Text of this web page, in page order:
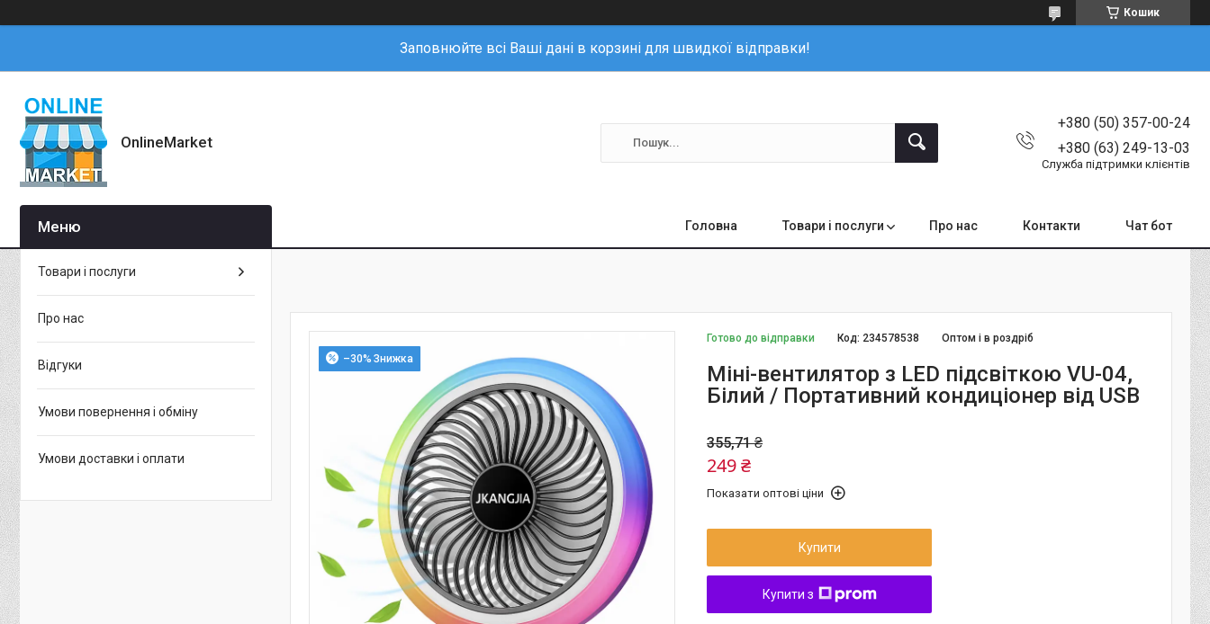
Кошик
Заповнюйте всі Ваші дані в корзині для швидкої відправки!
OnlineMarket
+380 (50) 357-00-24
+380 (63) 249-13-03
Служба підтримки клієнтів
Головна Товари і послуги Про нас Контакти Чат бот
–30%
Готово до відправки Оптом і в роздріб
Код: 234578538
Міні-вентилятор з LED підсвіткою VU-04,
Білий / Портативний кондиціонер від USB
355,71 ₴
249 ₴
Показати оптові ціни
Купити
Купити з
Товари і послуги
Про нас
Відгуки
Умови повернення і обміну
Умови доставки і оплати